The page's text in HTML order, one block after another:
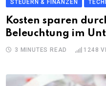
STEUERN & FINANZEN
Kosten sparen
Beleuchtung im
3 MINUTES READ 1248